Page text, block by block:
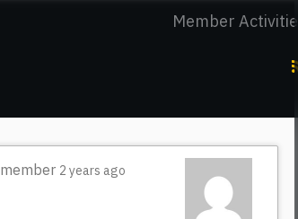
Member Activities
2 years ago